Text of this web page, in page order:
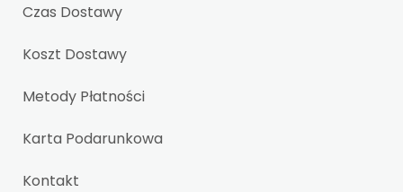
Czas Dostawy
Koszt Dostawy
Metody Płatności
Karta Podarunkowa
Kontakt